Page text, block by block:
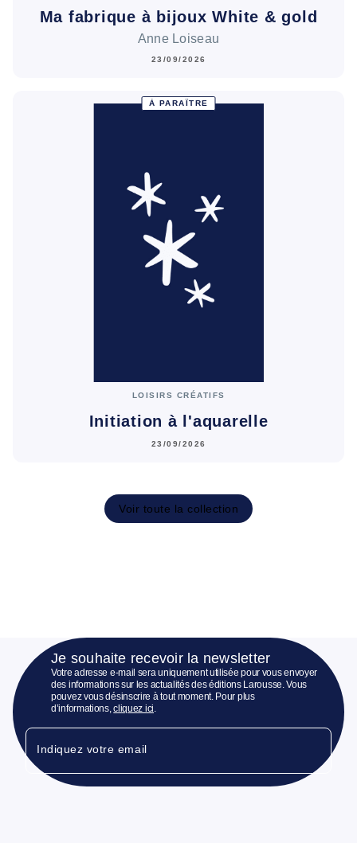
Ma fabrique à bijoux White & gold
Anne Loiseau
23/09/2026
À PARAÎTRE
LOISIRS CRÉATIFS
Initiation à l'aquarelle
23/09/2026
Voir toute la collection
Je souhaite recevoir la newsletter
Votre adresse e-mail sera uniquement utilisée pour vous envoyer
des informations sur les actualités des éditions Larousse. Vous
pouvez vous désinscrire à tout moment. Pour plus
d’informations,cliquez ici.
Indiquez votre email